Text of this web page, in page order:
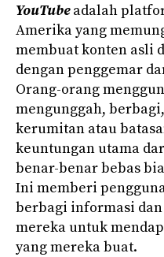
YouTubeadalah
Amerika yang
membuat konten asli
dengan penggemar
Orang-orang
mengunggah,
kerumitan atau
keuntungan utama
benar-benar bebas
Ini memberi
berbagi informasi
mereka untuk
yang mereka buat.